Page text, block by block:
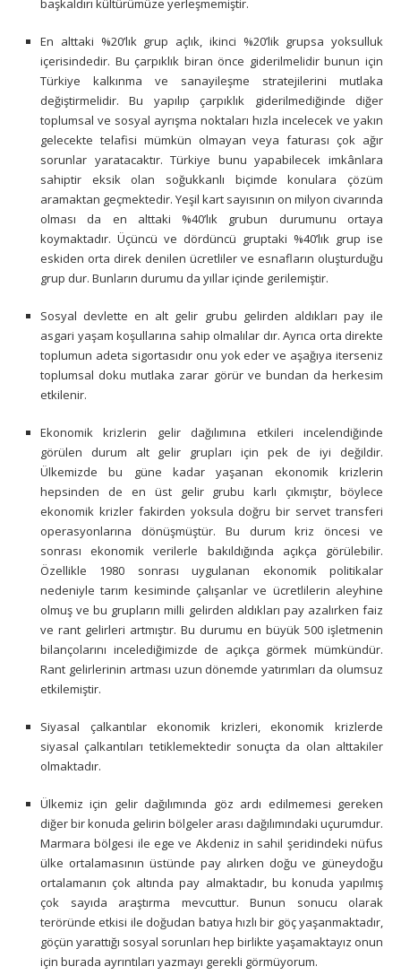
başkaldırı kültürümüze yerleşmemiştir.
En alttaki %20’lık grup açlık, ikinci %20’lik grupsa yoksulluk
içerisindedir. Bu çarpıklık biran önce giderilmelidir bunun için
Türkiye kalkınma ve sanayileşme stratejilerini mutlaka
değiştirmelidir. Bu yapılıp çarpıklık giderilmediğinde diğer
toplumsal ve sosyal ayrışma noktaları hızla incelecek ve yakın
gelecekte telafisi mümkün olmayan veya faturası çok ağır
sorunlar yaratacaktır. Türkiye bunu yapabilecek imkânlara
sahiptir eksik olan soğukkanlı biçimde konulara çözüm
aramaktan geçmektedir. Yeşil kart sayısının on milyon civarında
olması da en alttaki %40’lık grubun durumunu ortaya
koymaktadır. Üçüncü ve dördüncü gruptaki %40’lık grup ise
eskiden orta direk denilen ücretliler ve esnafların oluşturduğu
grup dur. Bunların durumu da yıllar içinde gerilemiştir.
Sosyal devlette en alt gelir grubu gelirden aldıkları pay ile
asgari yaşam koşullarına sahip olmalılar dır. Ayrıca orta direkte
toplumun adeta sigortasıdır onu yok eder ve aşağıya iterseniz
toplumsal doku mutlaka zarar görür ve bundan da herkesim
etkilenir.
Ekonomik krizlerin gelir dağılımına etkileri incelendiğinde
görülen durum alt gelir grupları için pek de iyi değildir.
Ülkemizde bu güne kadar yaşanan ekonomik krizlerin
hepsinden de en üst gelir grubu karlı çıkmıştır, böylece
ekonomik krizler fakirden yoksula doğru bir servet transferi
operasyonlarına dönüşmüştür. Bu durum kriz öncesi ve
sonrası ekonomik verilerle bakıldığında açıkça görülebilir.
Özellikle 1980 sonrası uygulanan ekonomik politikalar
nedeniyle tarım kesiminde çalışanlar ve ücretlilerin aleyhine
olmuş ve bu grupların milli gelirden aldıkları pay azalırken faiz
ve rant gelirleri artmıştır. Bu durumu en büyük 500 işletmenin
bilançolarını incelediğimizde de açıkça görmek mümkündür.
Rant gelirlerinin artması uzun dönemde yatırımları da olumsuz
etkilemiştir.
Siyasal çalkantılar ekonomik krizleri, ekonomik krizlerde
siyasal çalkantıları tetiklemektedir sonuçta da olan alttakiler
olmaktadır.
Ülkemiz için gelir dağılımında göz ardı edilmemesi gereken
diğer bir konuda gelirin bölgeler arası dağılımındaki uçurumdur.
Marmara bölgesi ile ege ve Akdeniz in sahil şeridindeki nüfus
ülke ortalamasının üstünde pay alırken doğu ve güneydoğu
ortalamanın çok altında pay almaktadır, bu konuda yapılmış
çok sayıda araştırma mevcuttur. Bunun sonucu olarak
teröründe etkisi ile doğudan batıya hızlı bir göç yaşanmaktadır,
göçün yarattığı sosyal sorunları hep birlikte yaşamaktayız onun
için burada ayrıntıları yazmayı gerekli görmüyorum.